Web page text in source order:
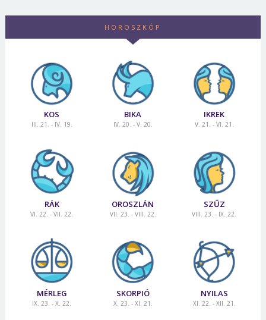
HOROSZKÓP
KOS
III. 21. - IV. 19.
BIKA
IV. 20. - V. 20.
IKREK
V. 21. - VI. 21.
RÁK
VI. 22. - VII. 22.
OROSZLÁN
VII. 23. - VIII. 22.
SZŰZ
VIII. 23. - IX. 22.
MÉRLEG
IX. 23. - X. 22.
SKORPIÓ
X. 23. - XI. 21.
NYILAS
XI. 22. - XII. 21.